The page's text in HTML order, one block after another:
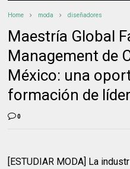
Home moda diseñadores
Maestría Global
Management de
México: una
formación de
0
[ESTUDIAR MODA] La